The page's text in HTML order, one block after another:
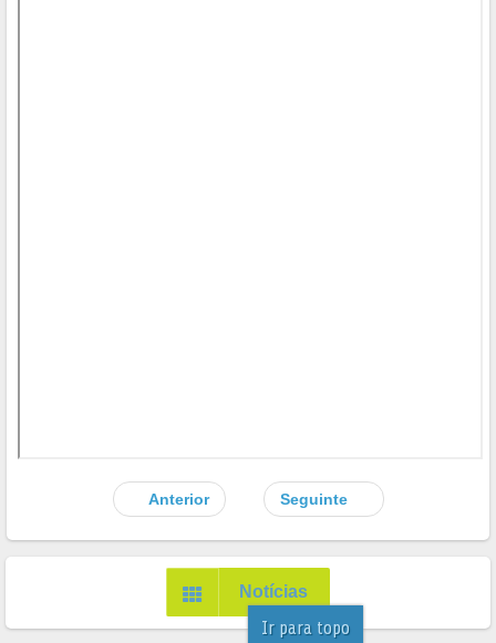
Anterior Seguinte
Notícias
Ir para topo